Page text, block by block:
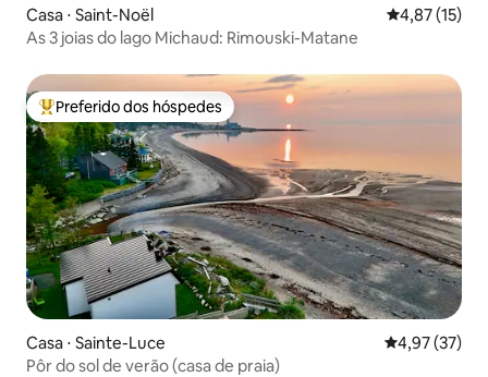
Casa ⋅ Saint-Noël 4,87 de uma
4,87 (15)
As 3 joias do lago Michaud: Rimouski-Matane
Entre os melhores preferidos dos hóspedes
Preferido dos hóspedes
Casa ⋅ Sainte-Luce 4,97 de uma
4,97 (37)
Pôr do sol de verão (casa de praia)